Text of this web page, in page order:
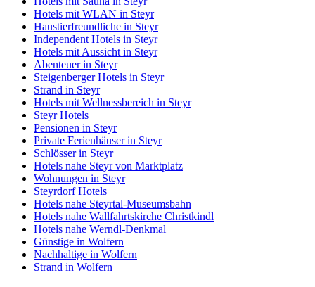
Hotels mit WLAN in Steyr
Haustierfreundliche in Steyr
Independent Hotels in Steyr
Hotels mit Aussicht in Steyr
Abenteuer in Steyr
Steigenberger Hotels in Steyr
Strand in Steyr
Hotels mit Wellnessbereich in Steyr
Steyr Hotels
Pensionen in Steyr
Private Ferienhäuser in Steyr
Schlösser in Steyr
Hotels nahe Steyr von Marktplatz
Wohnungen in Steyr
Steyrdorf Hotels
Hotels nahe Steyrtal-Museumsbahn
Hotels nahe Wallfahrtskirche Christkindl
Hotels nahe Werndl-Denkmal
Günstige in Wolfern
Nachhaltige in Wolfern
Strand in Wolfern